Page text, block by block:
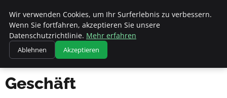
Geheimesleben
Startseite Geschäft
Geschäft
Wir verwenden Cookies, um Ihr Surferlebnis zu verbessern.
Wenn Sie fortfahren, akzeptieren Sie unsere
Datenschutzrichtlinie. Mehr erfahren
Ablehnen Akzeptieren